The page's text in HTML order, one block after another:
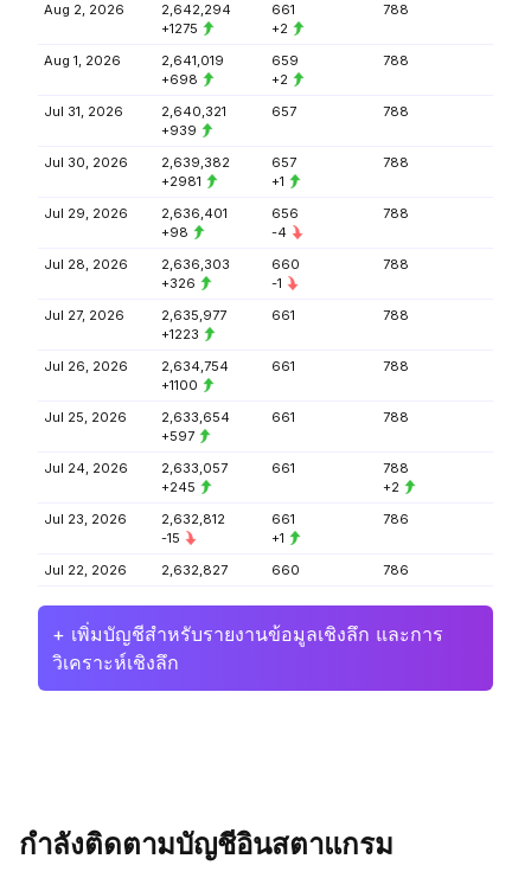
Aug 2, 2026
2,642,294
+1275
661
+2
788
Aug 1, 2026
2,641,019
+698
659
+2
788
Jul 31, 2026
2,640,321
+939
657 788
Jul 30, 2026
2,639,382
+2981
657
+1
788
Jul 29, 2026
2,636,401
+98
656
-4
788
Jul 28, 2026
2,636,303
+326
660
-1
788
Jul 27, 2026
2,635,977
+1223
661 788
Jul 26, 2026
2,634,754
+1100
661 788
Jul 25, 2026
2,633,654
+597
661 788
Jul 24, 2026
2,633,057
+245
661
788
+2
Jul 23, 2026
2,632,812
-15
661
+1
786
Jul 22, 2026 2,632,827 660 786
+ เพิ่มบัญชีสำหรับรายงานข้อมูลเชิงลึก และการ
วิเคราะห์เชิงลึก
กำลังติดตามบัญชีอินสตาแกรม